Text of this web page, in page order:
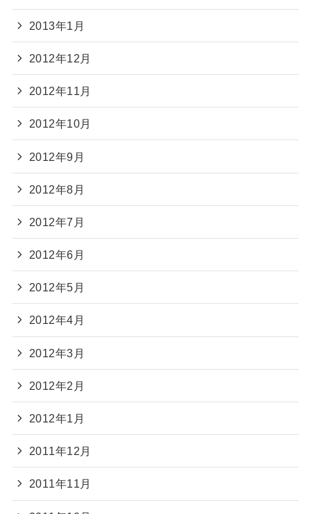
2013年1月
2012年12月
2012年11月
2012年10月
2012年9月
2012年8月
2012年7月
2012年6月
2012年5月
2012年4月
2012年3月
2012年2月
2012年1月
2011年12月
2011年11月